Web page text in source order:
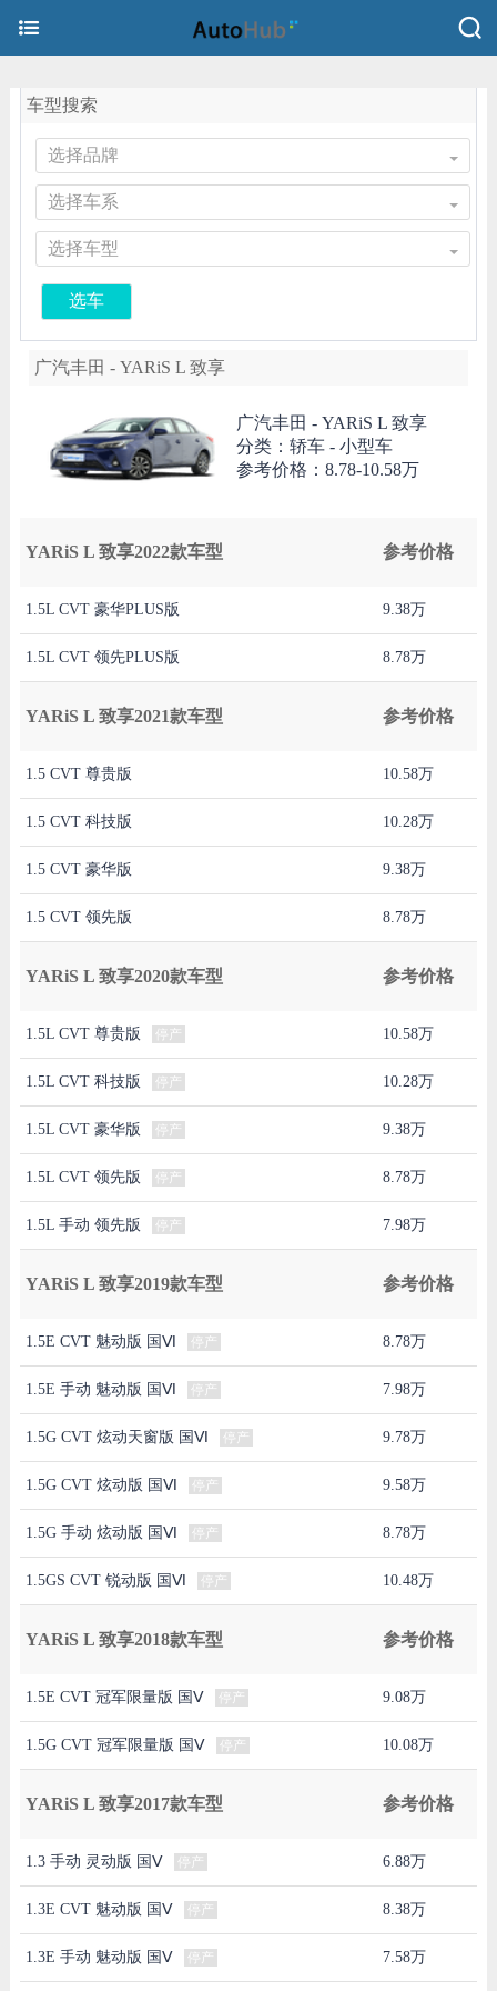
车型搜索
选择品牌
选择车系
选择车型
选车
广汽丰田 - YARiS L 致享
广汽丰田 - YARiS L 致享
分类：轿车 - 小型车
参考价格： 8.78-10.58万
YARiS L 致享2022款车型 参考价格
1.5L CVT 豪华PLUS版 9.38万
1.5L CVT 领先PLUS版 8.78万
YARiS L 致享2021款车型 参考价格
1.5 CVT 尊贵版 10.58万
1.5 CVT 科技版 10.28万
1.5 CVT 豪华版 9.38万
1.5 CVT 领先版 8.78万
YARiS L 致享2020款车型 参考价格
1.5L CVT 尊贵版 停产 10.58万
1.5L CVT 科技版 停产 10.28万
1.5L CVT 豪华版 停产 9.38万
1.5L CVT 领先版 停产 8.78万
1.5L 手动 领先版 停产 7.98万
YARiS L 致享2019款车型 参考价格
1.5E CVT 魅动版 国Ⅵ 停产 8.78万
1.5E 手动 魅动版 国Ⅵ 停产 7.98万
1.5G CVT 炫动天窗版 国Ⅵ 停产 9.78万
1.5G CVT 炫动版 国Ⅵ 停产 9.58万
1.5G 手动 炫动版 国Ⅵ 停产 8.78万
1.5GS CVT 锐动版 国Ⅵ 停产 10.48万
YARiS L 致享2018款车型 参考价格
1.5E CVT 冠军限量版 国Ⅴ 停产 9.08万
1.5G CVT 冠军限量版 国Ⅴ 停产 10.08万
YARiS L 致享2017款车型 参考价格
1.3 手动 灵动版 国Ⅴ 停产 6.88万
1.3E CVT 魅动版 国Ⅴ 停产 8.38万
1.3E 手动 魅动版 国Ⅴ 停产 7.58万